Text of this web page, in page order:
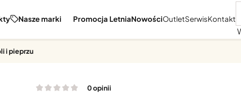
Nasze marki Promocja LetniaNowościOutletSerwisKontakt
i pieprzu
0 opinii